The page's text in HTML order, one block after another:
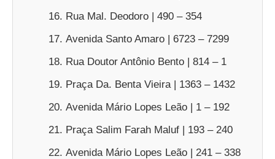
Rua Mal. Deodoro | 490 – 354
Avenida Santo Amaro | 6723 – 7299
Rua Doutor Antônio Bento | 814 – 1
Praça Da. Benta Vieira | 1363 – 1432
Avenida Mário Lopes Leão | 1 – 192
Praça Salim Farah Maluf | 193 – 240
Avenida Mário Lopes Leão | 241 – 338